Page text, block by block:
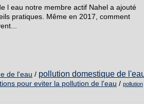
l eau notre membre actif Nahel a ajouté
pratiques. Même en 2017, comment
de l'eau / pollution domestique de
pour eviter la pollution de l'eau / pollution